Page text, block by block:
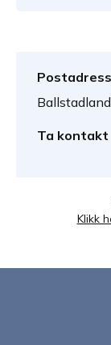
Ta kontakt
Klikk